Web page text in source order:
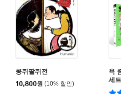
콩쥐팥쥐전
10,800원 (10% 할인)
욕
세트